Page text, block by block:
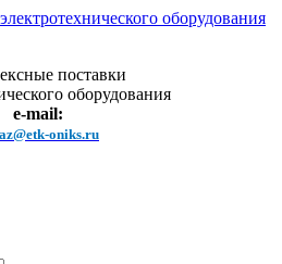
поставки
оборудования
e-mail:
oniks.ru